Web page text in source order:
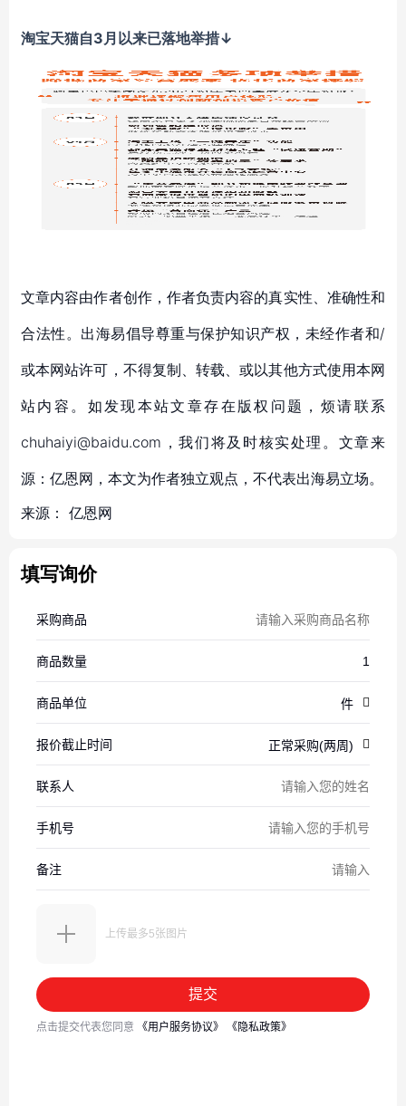
淘宝天猫自3月以来已落地举措↓
文章内容由作者创作，作者负责内容的真实性、准确性和
合法性。出海易倡导尊重与保护知识产权，未经作者和/
或本网站许可，不得复制、转载、或以其他方式使用本网
站内容。如发现本站文章存在版权问题，烦请联系
chuhaiyi@baidu.com，我们将及时核实处理。文章来
源：亿恩网，本文为作者独立观点，不代表出海易立场。
来源： 亿恩网
填写询价